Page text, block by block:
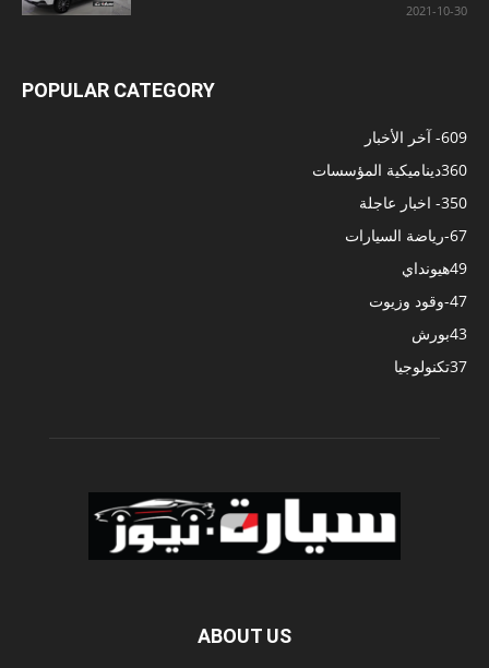
2021-10-30
POPULAR CATEGORY
- آخر الأخبار609
ديناميكية المؤسسات360
- اخبار عاجلة350
-رياضة السيارات67
هيونداي49
-وقود وزيوت47
بورش43
تكنولوجيا37
ABOUT US